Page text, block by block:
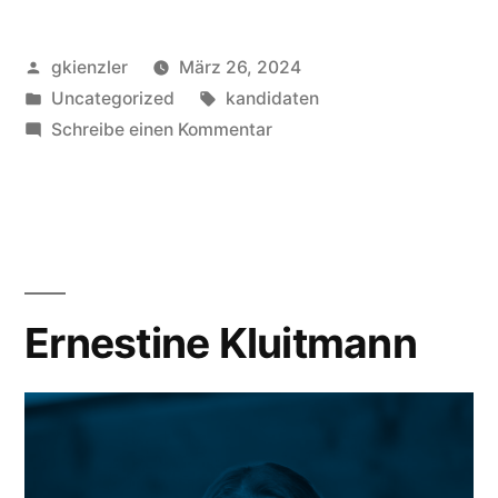
Veröffentlicht
von
gkienzler
März 26, 2024
Veröffentlicht
unter
Uncategorized Schlagwörter:
kandidaten
Schreibe einen Kommentarzu
Ernestine Kluitmann